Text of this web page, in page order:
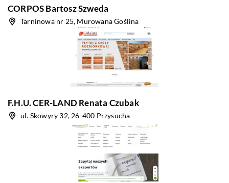
CORPOS Bartosz Szweda
Tarninowa nr 25, Murowana Goślina
F.H.U. CER-LAND Renata Czubak
ul. Skowyry 32, 26-400 Przysucha